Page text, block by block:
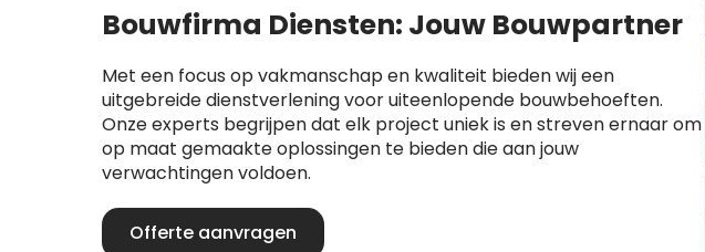
Bouwfirma Diensten: Jouw Bouwpartner
Met een focus op vakmanschap en kwaliteit bieden wij een
uitgebreide dienstverlening voor uiteenlopende bouwbehoeften.
Onze experts begrijpen dat elk project uniek is en streven ernaar om
op maat gemaakte oplossingen te bieden die aan jouw
verwachtingen voldoen.
Offerte aanvragen